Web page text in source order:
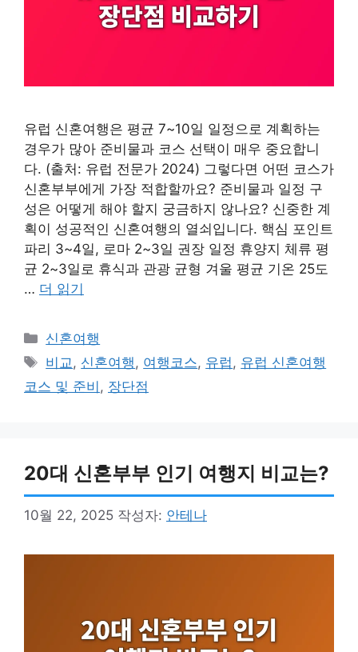
유럽 신혼여행은 평균 7~10일 일정으로 계획하는
경우가 많아 준비물과 코스 선택이 매우 중요합니
다. (출처: 유럽 전문가 2024) 그렇다면 어떤 코스가
신혼부부에게 가장 적합할까요? 준비물과 일정 구
성은 어떻게 해야 할지 궁금하지 않나요? 신중한 계
획이 성공적인 신혼여행의 열쇠입니다. 핵심 포인트
파리 3~4일, 로마 2~3일 권장 일정 휴양지 체류 평
균 2~3일로 휴식과 관광 균형 겨울 평균 기온 25도
… 더 읽기
카
테
고
리
신혼여행
태
그
비교 , 신혼여행 , 여행코스, 유럽 , 유럽 신혼여행
코스 및 준비 , 장단점
20대 신혼부부 인기 여행지 비교는?
10월 22, 2025 작성자: 안테나